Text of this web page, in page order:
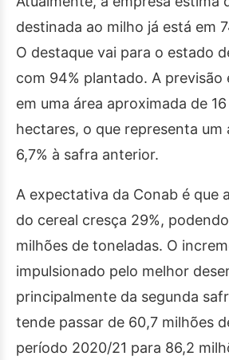
destinada ao milho já está em
O destaque vai para o estado
com 94% plantado. A previsão
em uma área aproximada de
hectares, o que representa um
6,7% à safra anterior.
A expectativa da Conab é que
do cereal cresça 29%,
milhões de toneladas. O
impulsionado pelo melhor
principalmente da segunda
tende passar de 60,7 milhões
período 2020/21 para 86,2